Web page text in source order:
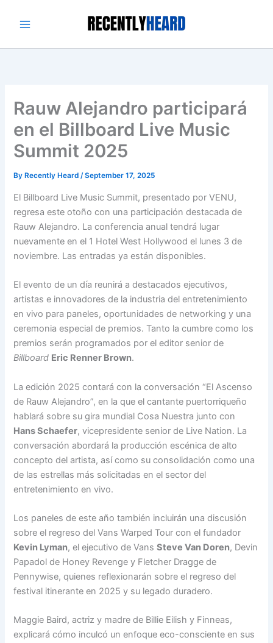
Rauw Alejandro participará
en el Billboard Live Music
Summit 2025
By Recently Heard/September 17, 2025
El Billboard Live Music Summit, presentado por VENU,
regresa este otoño con una participación destacada de
Rauw Alejandro. La conferencia anual tendrá lugar
nuevamente en el 1 Hotel West Hollywood el lunes 3 de
noviembre. Las entradas ya están disponibles.
El evento de un día reunirá a destacados ejecutivos,
artistas e innovadores de la industria del entretenimiento
en vivo para paneles, oportunidades de networking y una
ceremonia especial de premios. Tanto la cumbre como los
premios serán programados por el editor senior de
Billboard Eric Renner Brown.
La edición 2025 contará con la conversación “El Ascenso
de Rauw Alejandro”, en la que el cantante puertorriqueño
hablará sobre su gira mundial Cosa Nuestra junto con
Hans Schaefer, vicepresidente senior de Live Nation. La
conversación abordará la producción escénica de alto
concepto del artista, así como su consolidación como una
de las estrellas más solicitadas en el sector del
entretenimiento en vivo.
Los paneles de este año también incluirán una discusión
sobre el regreso del Vans Warped Tour con el fundador
Kevin Lyman, el ejecutivo de VansSteve Van Doren, Devin
Papadol de Honey Revenge y Fletcher Dragge de
Pennywise, quienes reflexionarán sobre el regreso del
festival itinerante en 2025 y su legado duradero.
Maggie Baird, actriz y madre de Billie Eilish y Finneas,
explicará cómo inculcó un enfoque eco-consciente en sus